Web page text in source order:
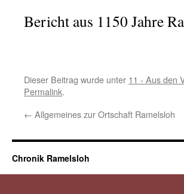
Bericht aus 1150 Jahre
Dieser Beitrag wurde unter 11 - Aus den
Permalink.
← Allgemeines zur Ortschaft Ramelsloh
Chronik Ramelsloh